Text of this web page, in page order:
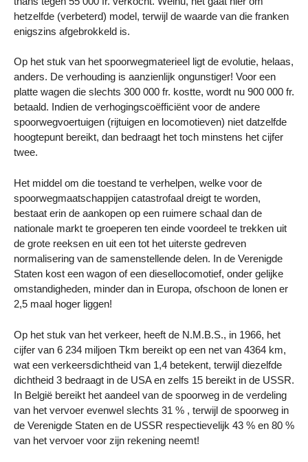
hetzelfde (verbeterd) model, terwijl de waarde van die franken
enigszins afgebrokkeld is.
Op het stuk van het spoorwegmaterieel ligt de evolutie, helaas,
anders. De verhouding is aanzienlijk ongunstiger! Voor een
platte wagen die slechts 300 000 fr. kostte, wordt nu 900 000 fr.
betaald. Indien de verhogingscoëfficiënt voor de andere
spoorwegvoertuigen (rijtuigen en locomotieven) niet datzelfde
hoogtepunt bereikt, dan bedraagt het toch minstens het cijfer
twee.
Het middel om die toestand te verhelpen, welke voor de
spoorwegmaatschappijen catastrofaal dreigt te worden,
bestaat erin de aankopen op een ruimere schaal dan de
nationale markt te groeperen ten einde voordeel te trekken uit
de grote reeksen en uit een tot het uiterste gedreven
normalisering van de samenstellende delen. In de Verenigde
Staten kost een wagon of een diesellocomotief, onder gelijke
omstandigheden, minder dan in Europa, ofschoon de lonen er
2,5 maal hoger liggen!
Op het stuk van het verkeer, heeft de N.M.B.S., in 1966, het
cijfer van 6 234 miljoen Tkm bereikt op een net van 4364 km,
wat een verkeersdichtheid van 1,4 betekent, terwijl diezelfde
dichtheid 3 bedraagt in de USA en zelfs 15 bereikt in de USSR.
In België bereikt het aandeel van de spoorweg in de verdeling
van het vervoer evenwel slechts 31 % , terwijl de spoorweg in
de Verenigde Staten en de USSR respectievelijk 43 % en 80 %
van het vervoer voor zijn rekening neemt!